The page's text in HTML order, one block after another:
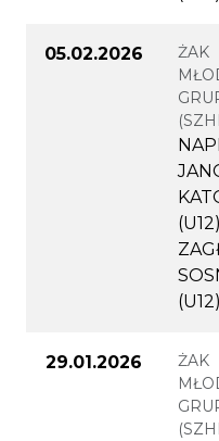
05.02.2026
ŻAK
(U12)
(U12)
29.01.2026
ŻAK